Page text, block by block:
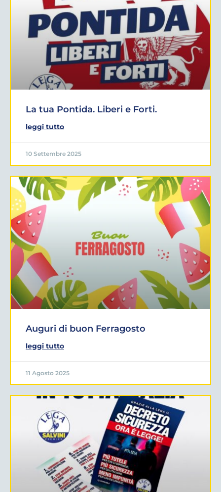
La tua Pontida. Liberi e Forti.
leggi tutto
10 Settembre 2025
Auguri di buon Ferragosto
leggi tutto
11 Agosto 2025